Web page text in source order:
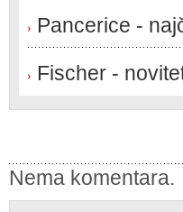
Pancerice -
Fischer -
Nema komentara.